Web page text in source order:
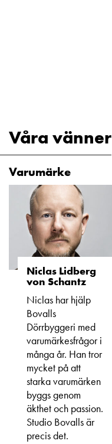
Våra vänner
Varumärke
Niclas Lidberg
von Schantz
Niclas har hjälp
Bovalls
Dörrbyggeri med
varumärkesfrågor i
många år. Han tror
mycket på att
starka varumärken
byggs genom
äkthet och passion.
Studio Bovalls är
precis det.